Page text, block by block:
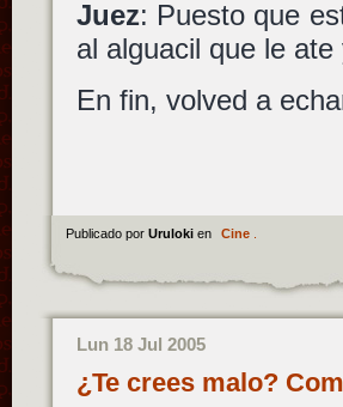
Juez: Puesto que
al alguacil que le ate
En fin, volved a
Publicado por Uruloki en Cine.
Lun 18 Jul 2005
¿Te crees malo?